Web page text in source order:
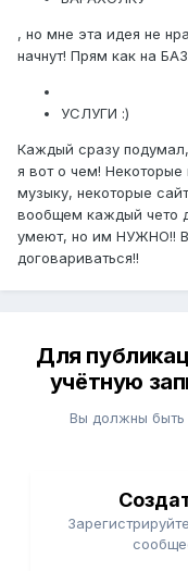
, но мне эта идея не
начнут! Прям как на
УСЛУГИ :)
Каждый сразу
я вот о чем!
музыку, некоторые
вообщем каждый чето
умеют, но им НУЖНО!!
договариваться!!
Для
учётную
Вы должны быть